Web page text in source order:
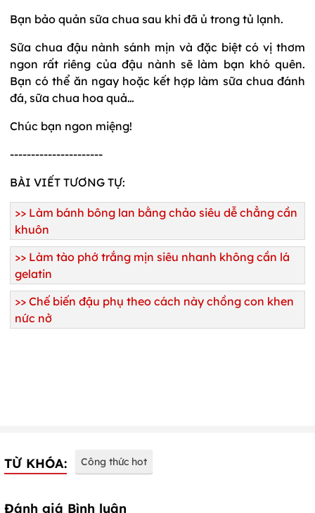
Bạn bảo quản sữa chua sau khi đã ủ trong tủ lạnh.
Sữa chua đậu nành sánh mịn và đặc biệt có vị thơm
ngon rất riêng của đậu nành sẽ làm bạn khó quên.
Bạn có thể ăn ngay hoặc kết hợp làm sữa chua đánh
đá, sữa chua hoa quả…
Chúc bạn ngon miệng!
----------------------
BÀI VIẾT TƯƠNG TỰ:
>> Làm bánh bông lan bằng chảo siêu dễ chẳng cần
khuôn
>> Làm tào phớ trắng mịn siêu nhanh không cần lá
gelatin
>> Chế biến đậu phụ theo cách này chồng con khen
nức nở
TỪ KHÓA: Công thức hot
Đánh giá Bình luận